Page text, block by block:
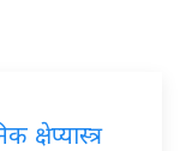
क्षेप्यास्त्र